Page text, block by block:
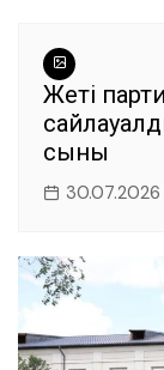
Жеті
сыны
30.07.2026